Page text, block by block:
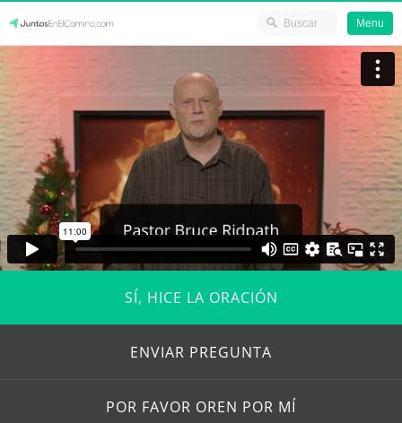
Skip
to
content
JuntosEnElCamino.com
Menu
SÍ, HICE LA ORACIÓN
ENVIAR PREGUNTA
POR FAVOR OREN POR MÍ